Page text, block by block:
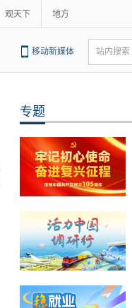
观天下 地方
移动新媒体 站内搜索
专题